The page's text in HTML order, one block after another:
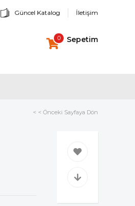
Güncel Katalog İletişim
Sepetim
0
< < Önceki Sayfaya Dön